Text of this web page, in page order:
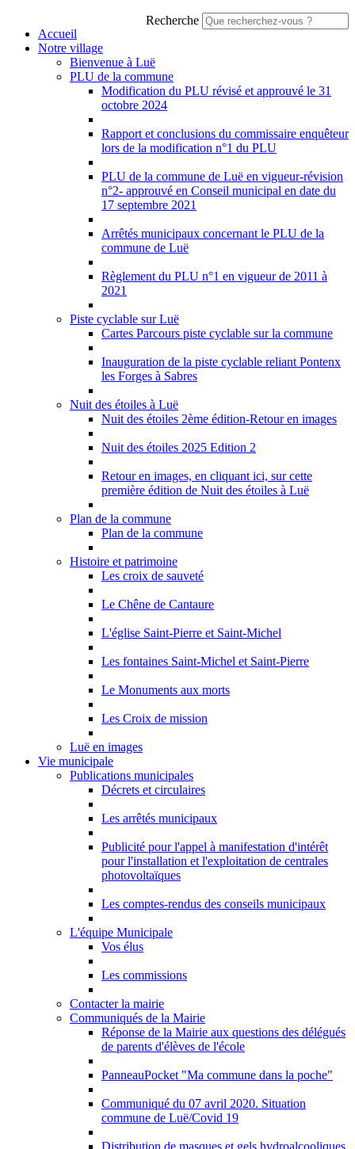
Recherche
Accueil
Notre village
Bienvenue à Luë
PLU de la commune
Modification du PLU révisé et approuvé le 31
octobre 2024
Rapport et conclusions du commissaire enquêteur
lors de la modification n°1 du PLU
PLU de la commune de Luë en vigueur-révision
n°2- approuvé en Conseil municipal en date du
17 septembre 2021
Arrêtés municipaux concernant le PLU de la
commune de Luë
Règlement du PLU n°1 en vigueur de 2011 à
2021
Piste cyclable sur Luë
Cartes Parcours piste cyclable sur la commune
Inauguration de la piste cyclable reliant Pontenx
les Forges à Sabres
Nuit des étoiles à Luë
Nuit des étoiles 2ème édition-Retour en images
Nuit des étoiles 2025 Edition 2
Retour en images, en cliquant ici, sur cette
première édition de Nuit des étoiles à Luë
Plan de la commune
Plan de la commune
Histoire et patrimoine
Les croix de sauveté
Le Chêne de Cantaure
L'église Saint-Pierre et Saint-Michel
Les fontaines Saint-Michel et Saint-Pierre
Le Monuments aux morts
Les Croix de mission
Luë en images
Vie municipale
Publications municipales
Décrets et circulaires
Les arrêtés municipaux
Publicité pour l'appel à manifestation d'intérêt
pour l'installation et l'exploitation de centrales
photovoltaïques
Les comptes-rendus des conseils municipaux
L'équipe Municipale
Vos élus
Les commissions
Contacter la mairie
Communiqués de la Mairie
Réponse de la Mairie aux questions des délégués
de parents d'élèves de l'école
PanneauPocket "Ma commune dans la poche"
Communiqué du 07 avril 2020. Situation
commune de Luë/Covid 19
Distribution de masques et gels hydroalcooliques